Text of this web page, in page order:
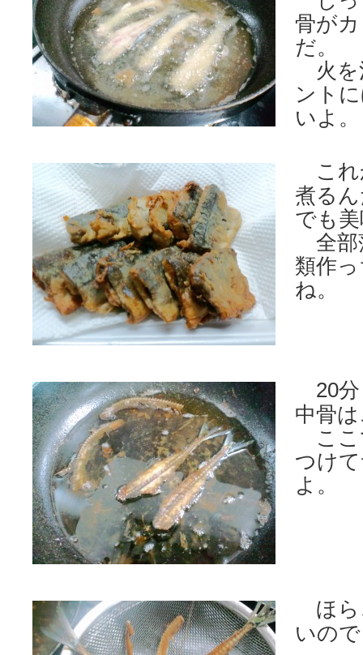
骨が
だ。
火を
ント
いよ。
これ
煮る
でも
全部
類作
ね。
20分
中骨
ここ
つけ
よ。
ほら
いの